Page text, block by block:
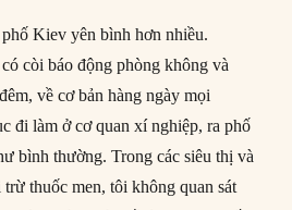
Kiev yên bình hơn nhiều.
còi báo động phòng không và
về cơ bản hàng ngày mọi
đi làm ở cơ quan xí nghiệp, ra phố
bình thường. Trong các siêu thị và
thuốc men, tôi không quan sát